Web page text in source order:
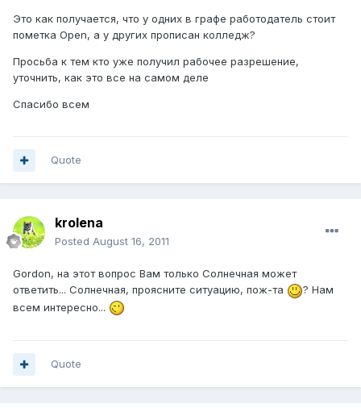
Это как получается, что у одних в графе работодатель стоит
пометка Open, а у других прописан колледж?
Просьба к тем кто уже получил рабочее разрешение,
уточнить, как это все на самом деле
Спасибо всем
Quote
krolena
Posted August 16, 2011
Gordon, на этот вопрос Вам только Солнечная может
ответить... Солнечная, проясните ситуацию, пож-та
? Нам
всем интересно...
Quote